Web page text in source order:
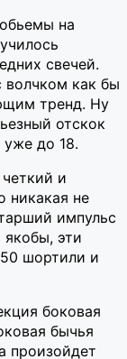
на
свечей.
волчком как бы
тренд. Ну
отскок
уже до 18.
и
никакая не
импульс
якобы, эти
шортили и
боковая
бычья
произойдет